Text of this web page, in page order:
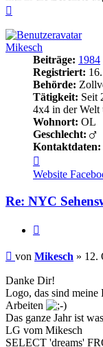
Mikesch
Beiträge: 1984
Registriert:
Behörde:
Tätigkeit: Seit
4x4 in der Welt
Wohnort: OL
Geschlecht:
Kontaktdaten:
von
Mikesch
Website
Re: NYC
Beitrag
von Mikesch » 12.
Danke Dir!
Logo, das sind
Arbeiten
Das ganze Jahr ist
LG vom Mikesch
SELECT 'dreams'